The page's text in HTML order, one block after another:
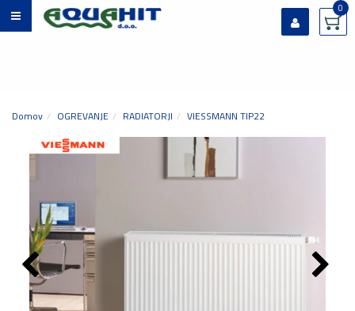
0
Domov OGREVANJE RADIATORJI VIESSMANN TIP22